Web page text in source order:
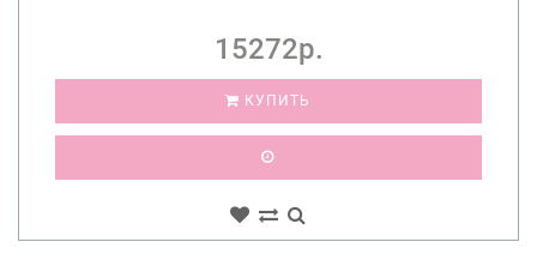
15272р.
КУПИТЬ